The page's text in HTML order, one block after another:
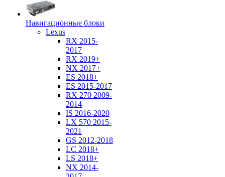
Навигационные блоки
Lexus
RX 2015-
2017
RX 2019+
NX 2017+
ES 2018+
ES 2015-2017
RX 270 2009-
2014
IS 2016-2020
LX 570 2015-
2021
GS 2012-2018
LC 2018+
LS 2018+
NX 2014-